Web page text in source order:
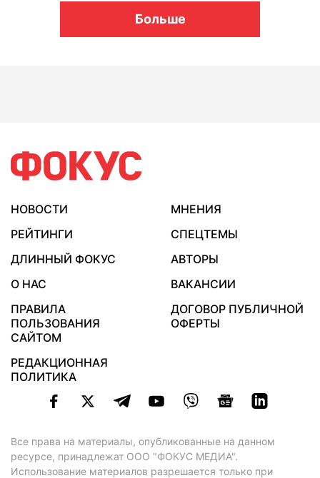
Больше
НОВОСТИ
МНЕНИЯ
РЕЙТИНГИ
СПЕЦТЕМЫ
ДЛИННЫЙ ФОКУС
АВТОРЫ
О НАС
ВАКАНСИИ
ПРАВИЛА
ПОЛЬЗОВАНИЯ
САЙТОМ
ДОГОВОР ПУБЛИЧНОЙ
ОФЕРТЫ
РЕДАКЦИОННАЯ
ПОЛИТИКА
Все права на материалы, опубликованные на данном
ресурсе, принадлежат ООО "ФОКУС МЕДИА".
Использование материалов разрешается только при